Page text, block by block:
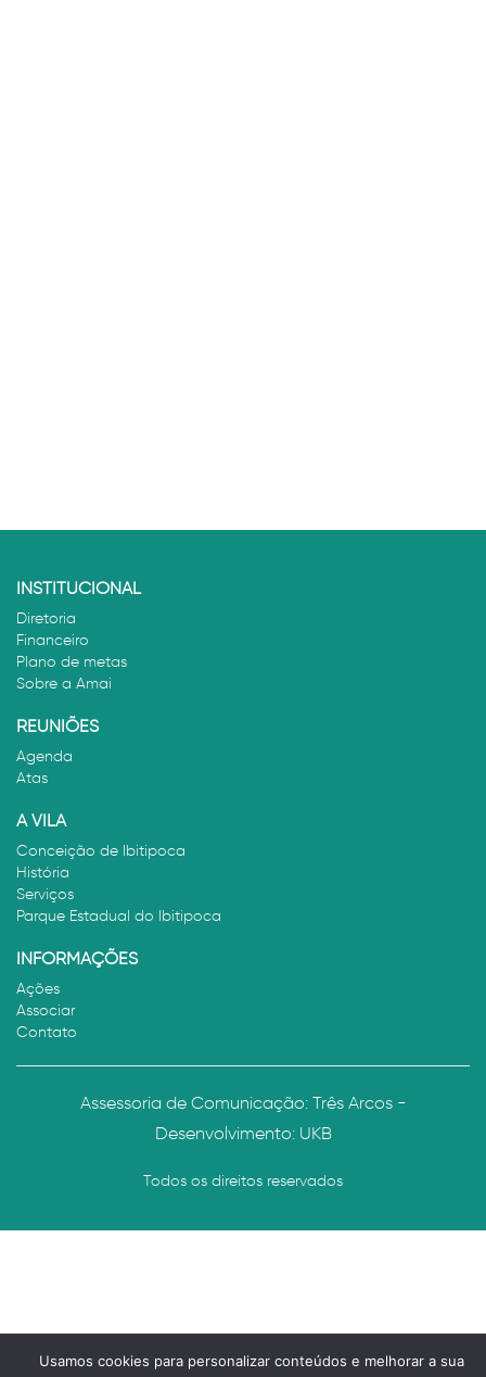
Usamos cookies para personalizar conteúdos e melhorar a sua
INSTITUCIONAL
Diretoria
Financeiro
Plano de metas
Sobre a Amai
REUNIÕES
Agenda
Atas
A VILA
Conceição de Ibitipoca
História
Serviços
Parque Estadual do Ibitipoca
INFORMAÇÕES
Ações
Associar
Contato
Assessoria de Comunicação: Três Arcos -
Desenvolvimento: UKB
Todos os direitos reservados